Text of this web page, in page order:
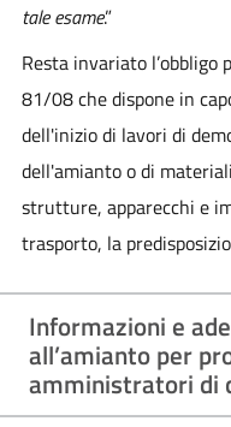
tale esame.”
Resta invariato l’obbligo
81/08 che dispone in
dell'inizio di lavori di
dell'amianto o di
strutture, apparecchi e
trasporto, la
Informazioni e
all’amianto per
amministratori di